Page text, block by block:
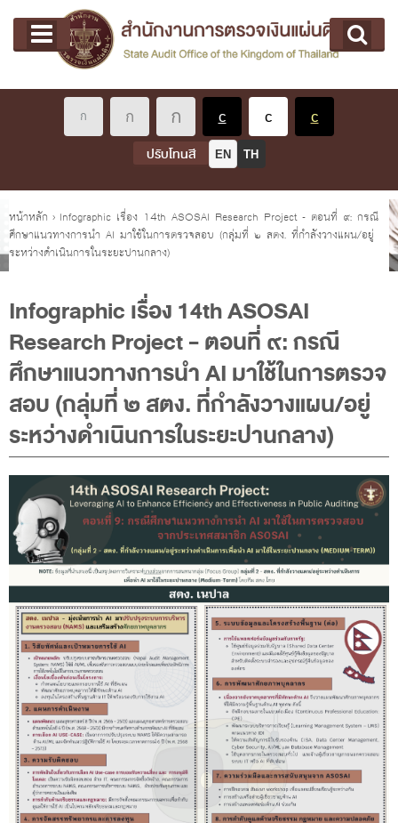
Main menu
หน้าแรก
เกี่ยวกับ คตง.
นโยบายการตรวจเงินแผ่นดิน
หลักเกณฑ์มาตรฐานเกี่ยวกับการตรวจเงินแผ่นดิน
ผู้ว่าการตรวจเงินแผ่นดิน
การบริหารและพัฒนาทรัพยากรบุคคล
ประวัติสำนักงานการตรวจเงินแผ่นดิน
พรป. ว่าด้วยการตรวจเงินแผ่นดิน พ.ศ. 2561
แผนปฏิบัติราชการ ระยะ 5 ปี (พ.ศ. 2566 - 2570)
พระราชดำรัส รัชกาลที่ 9
ผู้บริหารสำนักงานการตรวจเงินแผ่นดิน
รองผู้ว่าการตรวจเงินแผ่นดิน
ผู้ตรวจเงินแผ่นดิน (สตภ.1-15)
ที่ปรึกษาการตรวจเงินแผ่นดิน
ผู้ช่วยผู้ว่าการตรวจเงินแผ่นดิน
รองผู้ตรวจเงินแผ่นดิน (สตภ.1-15)
ที่ปรึกษาประจำสำนักงาน
ผู้บริหารเทคโนโลยีสารสนเทศระดับสูง (CIO)
หน้าที่และอำนาจ และการแบ่งส่วนราชการ
หน้าที่และอำนาจ
โครงสร้างหน่วยงาน
ภาพรวม
ส่วนกลาง
ปรับโทนสี EN TH
คุณอยู่ที่
หน้าหลัก › Infographic เรื่อง 14th ASOSAI Research Project - ตอนที่ ๙: กรณี
ศึกษาแนวทางการนำ AI มาใช้ในการตรวจสอบ (กลุ่มที่ ๒ สตง. ที่กำลังวางแผน/อยู่
ระหว่างดำเนินการในระยะปานกลาง)
Infographic เรื่อง 14th ASOSAI
Research Project - ตอนที่ ๙: กรณี
ศึกษาแนวทางการนำ AI มาใช้ในการตรวจ
สอบ (กลุ่มที่ ๒ สตง. ที่กำลังวางแผน/อยู่
ระหว่างดำเนินการในระยะปานกลาง)